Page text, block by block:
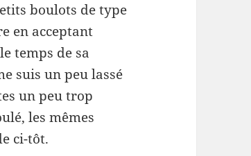
boulots de type
en acceptant
temps de sa
suis un peu lassé
un peu trop
les mêmes
ci-tôt.